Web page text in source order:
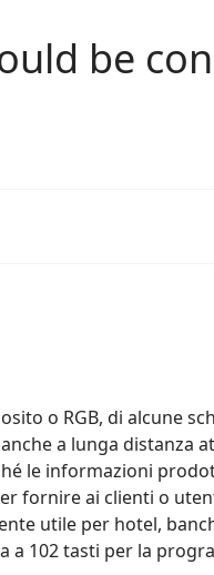
be
o RGB, di alcune
a lunga distanza
le informazioni
fornire ai clienti o
utile per hotel,
102 tasti per la